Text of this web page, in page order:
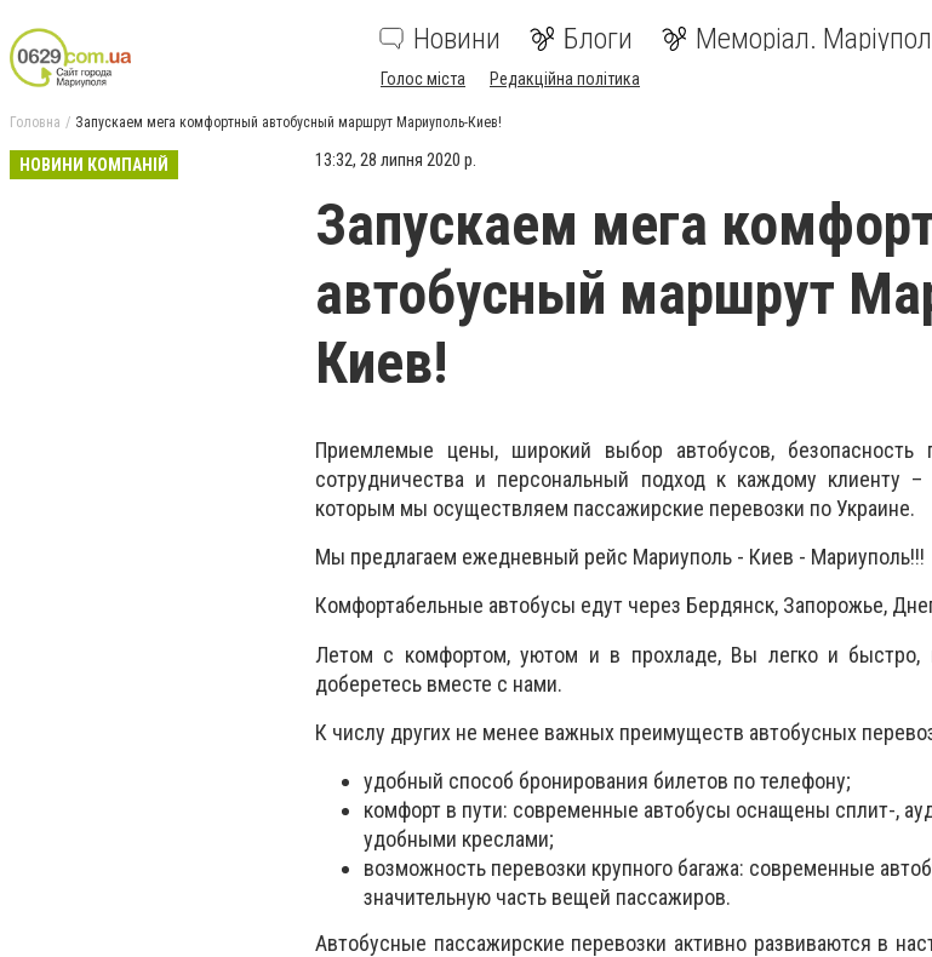
Новини Блоги Меморіал.
Голос міста Редакційна політика
Головна Запускаем мега комфортный автобусный маршрут Мариуполь-Киев!
НОВИНИ КОМПАНІЙ 13:32, 28 липня 2020 р.
Запускаем мега
автобусный маршрут
Киев!
Приемлемые цены, широкий выбор автобусов, безопасность
сотрудничества и персональный подход к каждому
которым мы осуществляем пассажирские перевозки по Украине.
Мы предлагаем ежедневный рейс Мариуполь - Киев - Мариуполь!!!
Комфортабельные автобусы едут через Бердянск, Запорожье,
Летом с комфортом, уютом и в прохладе, Вы легко и быстро,
доберетесь вместе с нами.
К числу других не менее важных преимуществ автобусных
удобный способ бронирования билетов по телефону;
комфорт в пути: современные автобусы оснащены сплит-,
удобными креслами;
возможность перевозки крупного багажа: современные
значительную часть вещей пассажиров.
Автобусные пассажирские перевозки активно развиваются в